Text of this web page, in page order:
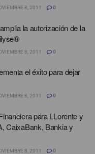
8, 2011 0
la autorización de la
8, 2011 0
el éxito para dejar
8, 2011 0
para LLorente y
CaixaBank, Bankia y
8, 2011 0